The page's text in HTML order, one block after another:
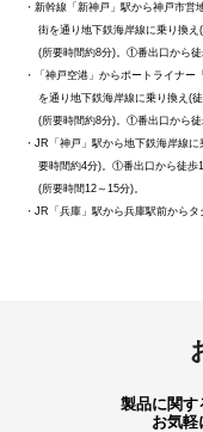
・新幹線「新神戸」駅から神戸市
街を通り地下鉄海岸線に乗り換
(所要時間約8分)。①番出口から徒
・「神戸空港」からポートライナ
を通り地下鉄海岸線に乗り換え(
(所要時間約8分)。①番出口から徒
・JR「神戸」駅から地下鉄海岸線
要時間約4分)。①番出口から徒歩
(所要時間12～15分)。
・JR「兵庫」駅から兵庫駅前から
製品に関す
お気軽